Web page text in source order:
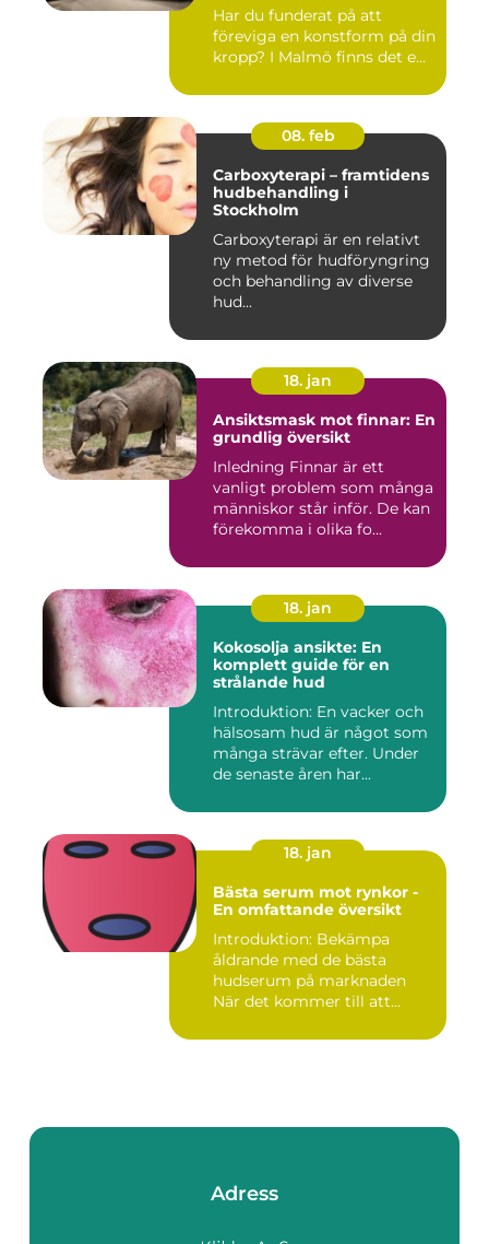
Har du funderat på att
föreviga en konstform på din
kropp? I Malmö finns det e...
08. feb
Carboxyterapi – framtidens
hudbehandling i
Stockholm
Carboxyterapi är en relativt
ny metod för hudföryngring
och behandling av diverse
hud...
18. jan
Ansiktsmask mot finnar: En
grundlig översikt
Inledning Finnar är ett
vanligt problem som många
människor står inför. De kan
förekomma i olika fo...
18. jan
Kokosolja ansikte: En
komplett guide för en
strålande hud
Introduktion: En vacker och
hälsosam hud är något som
många strävar efter. Under
de senaste åren har...
18. jan
Bästa serum mot rynkor -
En omfattande översikt
Introduktion: Bekämpa
åldrande med de bästa
hudserum på marknaden
När det kommer till att
Adress